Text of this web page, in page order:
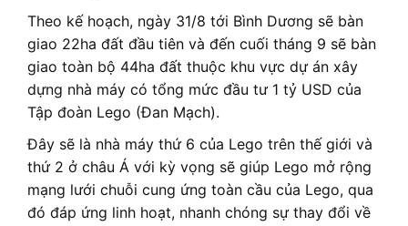
Theo kế hoạch, ngày 31/8 tới Bình Dương sẽ bàn
giao 22ha đất đầu tiên và đến cuối tháng 9 sẽ bàn
giao toàn bộ 44ha đất thuộc khu vực dự án xây
dựng nhà máy có tổng mức đầu tư 1 tỷ USD của
Tập đoàn Lego (Đan Mạch).
Đây sẽ là nhà máy thứ 6 của Lego trên thế giới và
thứ 2 ở châu Á với kỳ vọng sẽ giúp Lego mở rộng
mạng lưới chuỗi cung ứng toàn cầu của Lego, qua
đó đáp ứng linh hoạt, nhanh chóng sự thay đổi về